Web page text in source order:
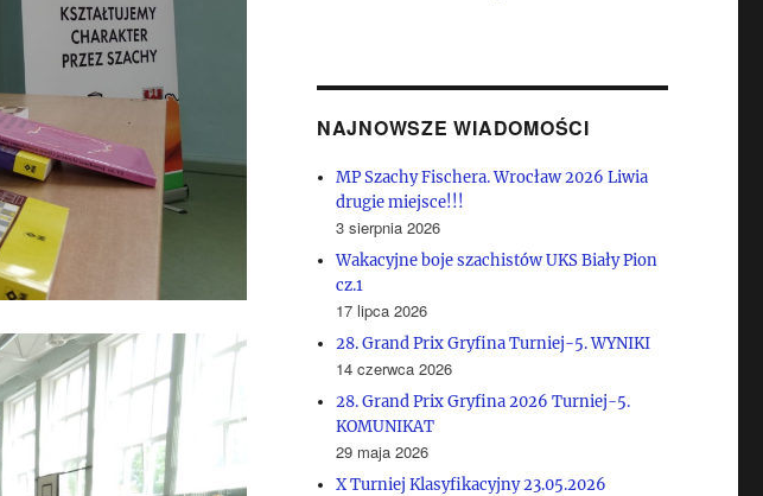
NAJNOWSZE WIADOMOŚCI
MP Szachy Fischera. Wrocław 2026 Liwia
drugie miejsce!!!
3 sierpnia 2026
Wakacyjne boje szachistów UKS Biały Pion
cz.1
17 lipca 2026
28. Grand Prix Gryfina Turniej-5. WYNIKI
14 czerwca 2026
28. Grand Prix Gryfina 2026 Turniej-5.
KOMUNIKAT
29 maja 2026
X Turniej Klasyfikacyjny 23.05.2026